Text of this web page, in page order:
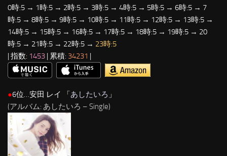
0時:5 → 1時:5 → 2時:5 → 3時:5 → 4時:5 → 5時:5 → 6時:5 → 7
時:5 → 8時:5 → 9時:5 → 10時:5 → 11時:5 → 12時:5 → 13時:5 →
14時:5 → 15時:5 → 16時:5 → 17時:5 → 18時:5 → 19時:5 → 20
時:5 → 21時:5 → 22時:5 → 23時:5
| 指数: 1453 | 累積: 34231 |
●6位…安田 レイ 「あしたいろ 」
(アルバム: あしたいろ – Single)